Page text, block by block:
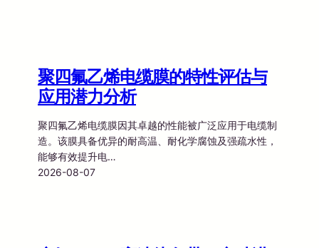
聚四氟乙烯电缆膜的特性评估与
应用潜力分析
聚四氟乙烯电缆膜因其卓越的性能被广泛应用于电缆制
造。该膜具备优异的耐高温、耐化学腐蚀及强疏水性，
能够有效提升电…
2026-08-07